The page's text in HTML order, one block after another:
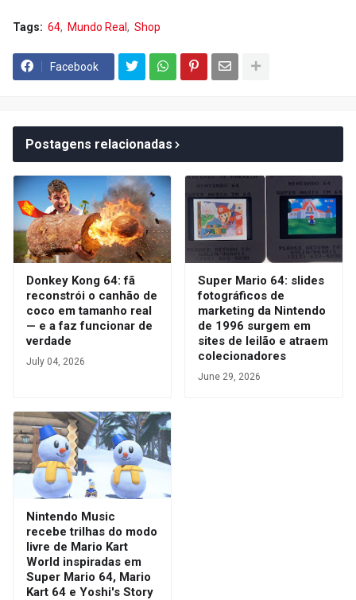
Tags: 64 Mundo Real Shop
Facebook
Postagens relacionadas
Donkey Kong 64: fã
reconstrói o canhão de
coco em tamanho real
— e a faz funcionar de
verdade
July 04, 2026
Super Mario 64: slides
fotográficos de
marketing da Nintendo
de 1996 surgem em
sites de leilão e atraem
colecionadores
June 29, 2026
Nintendo Music
recebe trilhas do modo
livre de Mario Kart
World inspiradas em
Super Mario 64, Mario
Kart 64 e Yoshi's Story